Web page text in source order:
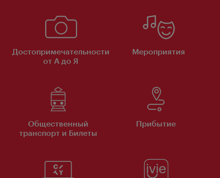
Достопримечательности
от А до Я
Мероприятия
Общественный
транспорт и Билеты
Прибытие